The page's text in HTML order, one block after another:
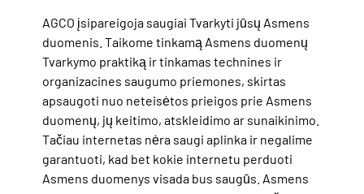
AGCO įsipareigoja saugiai Tvarkyti jūsų Asmens
duomenis. Taikome tinkamą Asmens duomenų
Tvarkymo praktiką ir tinkamas technines ir
organizacines saugumo priemones, skirtas
apsaugoti nuo neteisėtos prieigos prie Asmens
duomenų, jų keitimo, atskleidimo ar sunaikinimo.
Tačiau internetas nėra saugi aplinka ir negalime
garantuoti, kad bet kokie internetu perduoti
Asmens duomenys visada bus saugūs. Asmens